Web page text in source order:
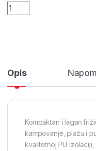
Piknik frižider 15l Iml
Opis
Kompaktan i lagan
kampovanje, plažu i
kvalitetnoj PU